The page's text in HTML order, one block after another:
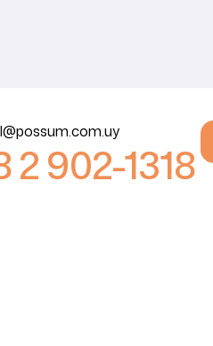
2 902-1318